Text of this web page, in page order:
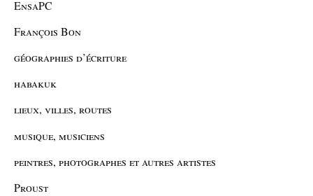
EnsaPC
François Bon
géographies d’écriture
habakuk
lieux, villes, routes
musique, musiciens
peintres, photographes et autres artistes
Proust